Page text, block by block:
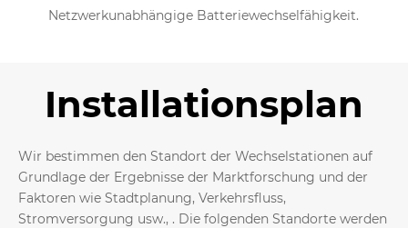
Netzwerkunabhängige Batteriewechselfähigkeit.
Installationsplan
Wir bestimmen den Standort der Wechselstationen auf
Grundlage der Ergebnisse der Marktforschung und der
Faktoren wie Stadtplanung, Verkehrsfluss,
Stromversorgung usw., . Die folgenden Standorte werden